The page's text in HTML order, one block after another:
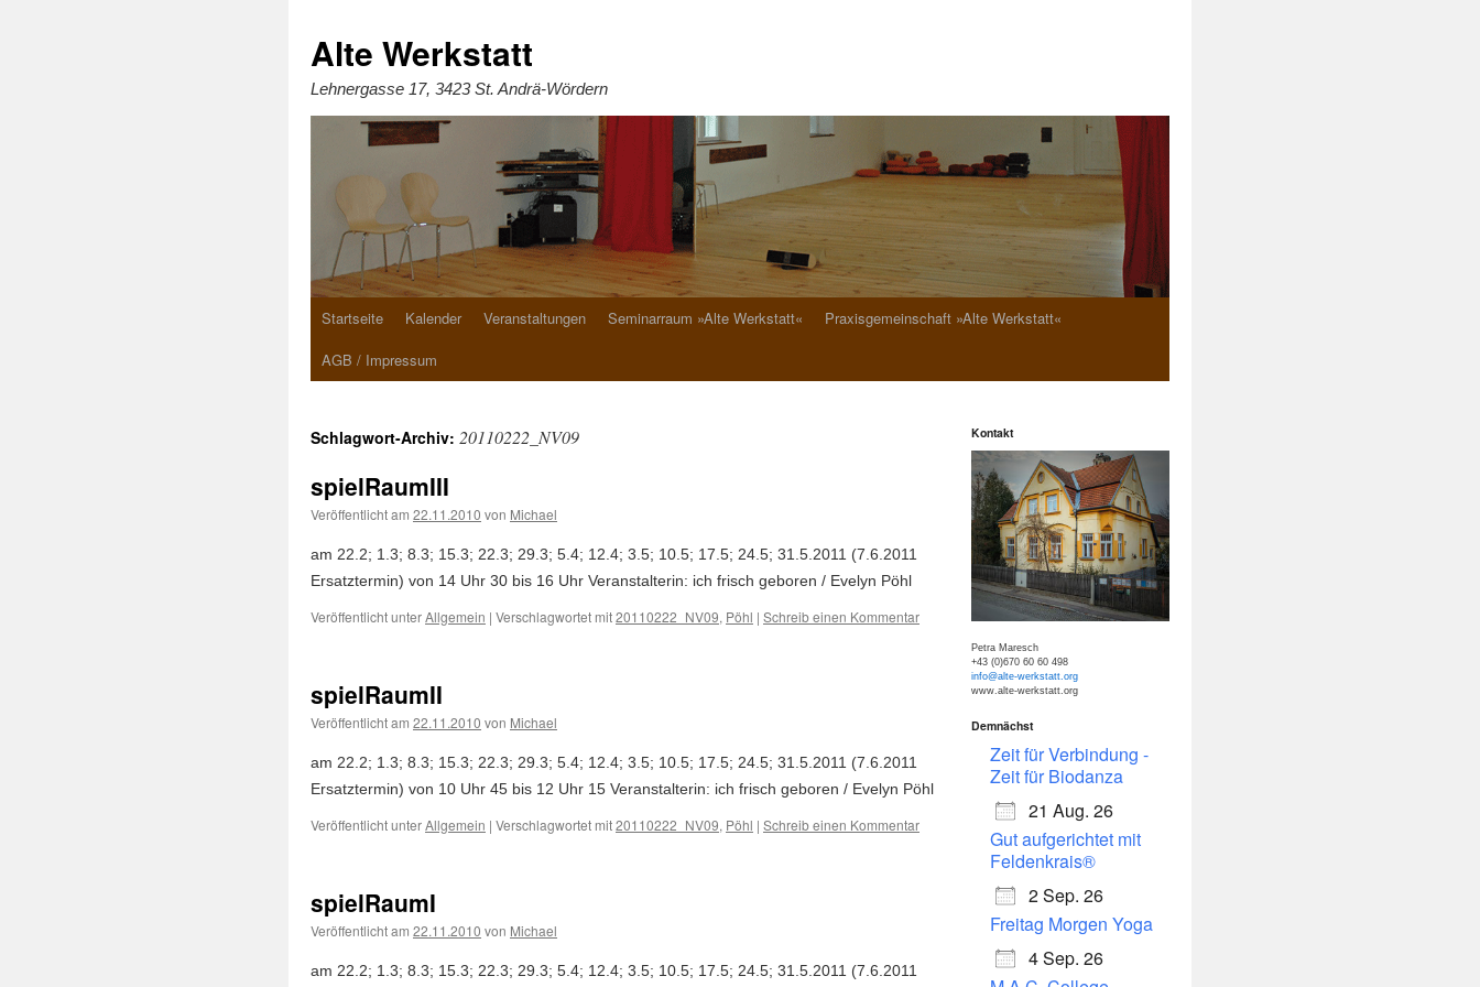
Alte Werkstatt
Lehnergasse 17, 3423 St. Andrä-Wördern
Startseite Kalender Veranstaltungen Seminarraum »Alte Werkstatt«
Praxisgemeinschaft »Alte Werkstatt«
AGB / Impressum
Schlagwort-Archiv: 20110222_NV09
spielRaumIII
Veröffentlicht am 22.11.2010 von Michael
am 22.2; 1.3; 8.3; 15.3; 22.3; 29.3; 5.4; 12.4; 3.5; 10.5; 17.5; 24.5; 31.5.2011 (7.6.2011
Ersatztermin) von 14 Uhr 30 bis 16 Uhr Veranstalterin: ich frisch geboren / Evelyn Pöhl
Veröffentlicht unterAllgemein | Verschlagwortet mit20110222_NV09, Pöhl | Schreib einen Kommentar
spielRaumII
Veröffentlicht am 22.11.2010 von Michael
am 22.2; 1.3; 8.3; 15.3; 22.3; 29.3; 5.4; 12.4; 3.5; 10.5; 17.5; 24.5; 31.5.2011 (7.6.2011
Ersatztermin) von 10 Uhr 45 bis 12 Uhr 15 Veranstalterin: ich frisch geboren / Evelyn Pöhl
Veröffentlicht unterAllgemein | Verschlagwortet mit20110222_NV09, Pöhl | Schreib einen Kommentar
spielRaumI
Veröffentlicht am 22.11.2010 von Michael
am 22.2; 1.3; 8.3; 15.3; 22.3; 29.3; 5.4; 12.4; 3.5; 10.5; 17.5; 24.5; 31.5.2011 (7.6.2011
Kontakt
Petra Maresch
+43 (0)670 60 60 498
info@alte-werkstatt.org
www.alte-werkstatt.org
Demnächst
Zeit für Verbindung -
Zeit für Biodanza
21 Aug. 26
Gut aufgerichtet mit
Feldenkrais®
2 Sep. 26
Freitag Morgen Yoga
4 Sep. 26